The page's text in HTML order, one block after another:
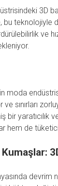
3D
bu teknolojiyle
ve
moda
ve sınırları
bir yaratıcılık
hem de
Kumaşlar:
devrim